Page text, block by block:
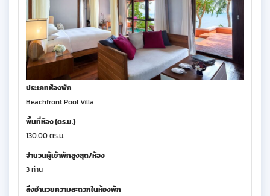
ประเภทห้องพัก
Beachfront Pool Villa
พื้นที่ห้อง (ตร.ม.)
130.00 ตร.ม.
จำนวนผู้เข้าพักสูงสุด/ห้อง
3 ท่าน
สิ่งอำนวยความสะดวกในห้องพัก